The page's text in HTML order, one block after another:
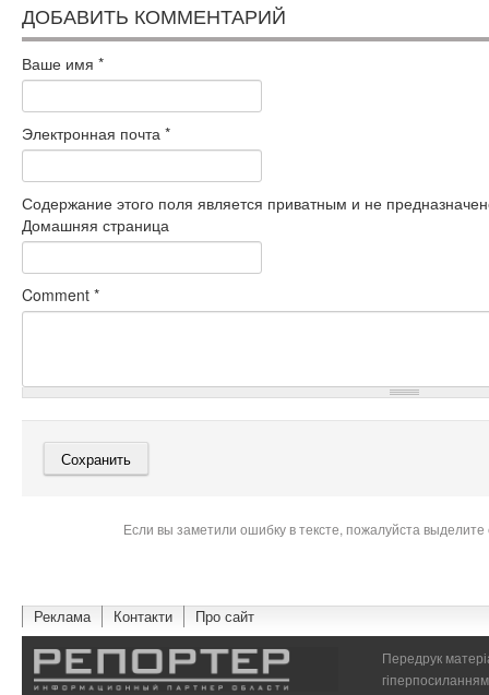
ДОБАВИТЬ КОММЕНТАРИЙ
Ваше имя *
Электронная почта *
Содержание этого поля является приватным и не
Домашняя страница
Comment *
Если вы заметили ошибку в тексте, пожалуйста
Реклама Контакти Про сайт
Передрук